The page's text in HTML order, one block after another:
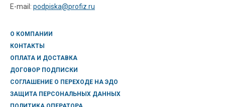
E-mail: podpiska@profiz.ru
О КОМПАНИИ
КОНТАКТЫ
ОПЛАТА И ДОСТАВКА
ДОГОВОР ПОДПИСКИ
СОГЛАШЕНИЕ О ПЕРЕХОДЕ НА ЭДО
ЗАЩИТА ПЕРСОНАЛЬНЫХ ДАННЫХ